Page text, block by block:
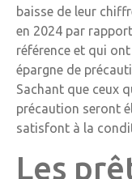
baisse de leur
en 2024 par
référence et qui
épargne de
Sachant que ceux
précaution seront
satisfont à la
Les